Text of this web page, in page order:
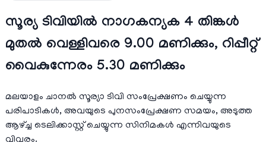
സൂര്യ ടിവിയില്‍ നാഗകന്യക 4 തിങ്കള്‍
മുതല്‍ വെള്ളിവരെ 9.00 മണിക്കും, റിപ്പീറ്റ്
വൈകുന്നേരം 5.30 മണിക്കും
മലയാളം ചാനല്‍ സൂര്യാ ടിവി സംപ്രേക്ഷണം ചെയ്യുന്ന
പരിപാടികള്‍, അവയുടെ പുനസംപ്രേക്ഷണ സമയം, അടുത്ത
ആഴ്ച്ച ടെലിക്കാസ്റ്റ് ചെയ്യുന്ന സിനിമകള്‍ എന്നിവയുടെ
വിവരം.